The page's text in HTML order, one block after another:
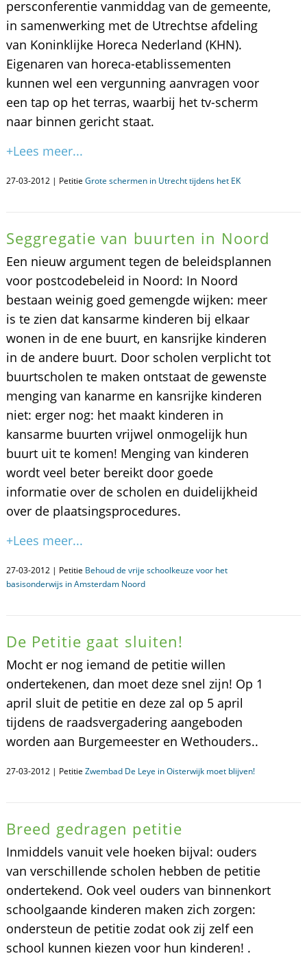
persconferentie vanmiddag van de gemeente,
in samenwerking met de Utrechtse afdeling
van Koninklijke Horeca Nederland (KHN).
Eigenaren van horeca-etablissementen
kunnen wel een vergunning aanvragen voor
een tap op het terras, waarbij het tv-scherm
naar binnen gericht staat.
+Lees meer...
27-03-2012 | Petitie Grote schermen in Utrecht tijdens het EK
Seggregatie van buurten in Noord
Een nieuw argument tegen de beleidsplannen
voor postcodebeleid in Noord: In Noord
bestaan weinig goed gemengde wijken: meer
is te zien dat kansarme kinderen bij elkaar
wonen in de ene buurt, en kansrijke kinderen
in de andere buurt. Door scholen verplicht tot
buurtscholen te maken ontstaat de gewenste
menging van kanarme en kansrijke kinderen
niet: erger nog: het maakt kinderen in
kansarme buurten vrijwel onmogelijk hun
buurt uit te komen! Menging van kinderen
wordt veel beter bereikt door goede
informatie over de scholen en duidelijkheid
over de plaatsingsprocedures.
+Lees meer...
27-03-2012 | Petitie Behoud de vrije schoolkeuze voor het
basisonderwijs in Amsterdam Noord
De Petitie gaat sluiten!
Mocht er nog iemand de petitie willen
ondertekenen, dan moet deze snel zijn! Op 1
april sluit de petitie en deze zal op 5 april
tijdens de raadsvergadering aangeboden
worden aan Burgemeester en Wethouders..
27-03-2012 | Petitie Zwembad De Leye in Oisterwijk moet blijven!
Breed gedragen petitie
Inmiddels vanuit vele hoeken bijval: ouders
van verschillende scholen hebben de petitie
ondertekend. Ook veel ouders van binnenkort
schoolgaande kinderen maken zich zorgen:
ondersteun de petitie zodat ook zij zelf een
school kunnen kiezen voor hun kinderen! .